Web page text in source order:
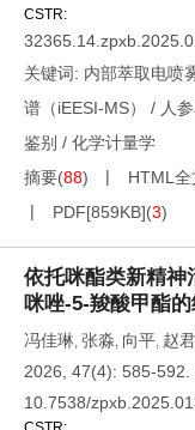
CSTR:
关键词: 内部萃取电喷
谱（iEESI-MS）
/ 人
鉴别 / 化学计量学
摘要(88) HTML全
PDF[859KB](3)
依托咪酯类新精神
咪唑-5-羧酸甲酯
冯佳琳, 张淼, 向平, 赵
2026, 47(4): 585-592.
10.7538/